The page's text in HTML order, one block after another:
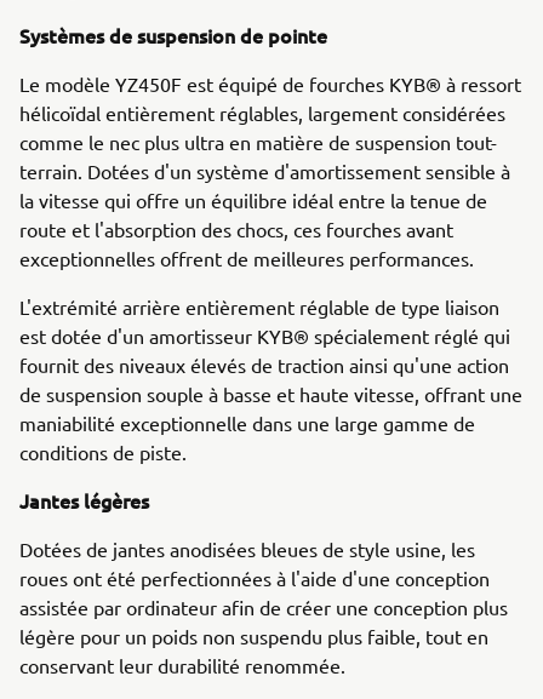
Systèmes de suspension de pointe
Le modèle YZ450F est équipé de fourches KYB® à ressort
hélicoïdal entièrement réglables, largement considérées
comme le nec plus ultra en matière de suspension tout-
terrain. Dotées d'un système d'amortissement sensible à
la vitesse qui offre un équilibre idéal entre la tenue de
route et l'absorption des chocs, ces fourches avant
exceptionnelles offrent de meilleures performances.
L'extrémité arrière entièrement réglable de type liaison
est dotée d'un amortisseur KYB® spécialement réglé qui
fournit des niveaux élevés de traction ainsi qu'une action
de suspension souple à basse et haute vitesse, offrant une
maniabilité exceptionnelle dans une large gamme de
conditions de piste.
Jantes légères
Dotées de jantes anodisées bleues de style usine, les
roues ont été perfectionnées à l'aide d'une conception
assistée par ordinateur afin de créer une conception plus
légère pour un poids non suspendu plus faible, tout en
conservant leur durabilité renommée.